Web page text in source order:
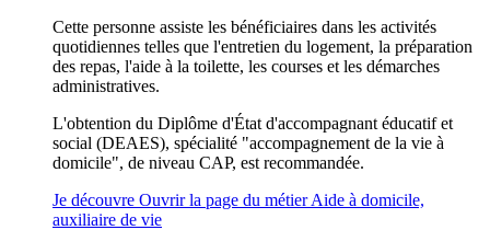
Cette personne assiste les bénéficiaires dans les activités
quotidiennes telles que l'entretien du logement, la préparation
des repas, l'aide à la toilette, les courses et les démarches
administratives.
L'obtention du Diplôme d'État d'accompagnant éducatif et
social (DEAES), spécialité "accompagnement de la vie à
domicile", de niveau CAP, est recommandée.
Je découvre Ouvrir la page du métier Aide à domicile,
auxiliaire de vie